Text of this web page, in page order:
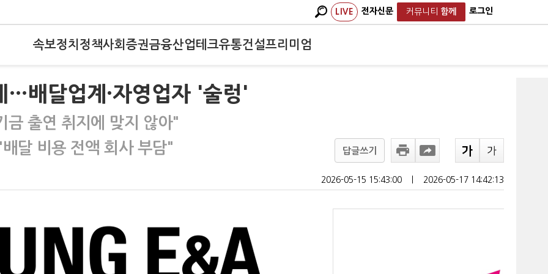
LIVE 전자신문 커뮤니티 함께 로그인
속보정치 정책사회 증권금융산업테크유통건설프리미엄
…배달업계·자영업자 '술렁'
출연 취지에 맞지 않아"
달 비용 전액 회사 부담"
답글쓰기
2026-05-15 15:43:00 2026-05-17 14:42:13